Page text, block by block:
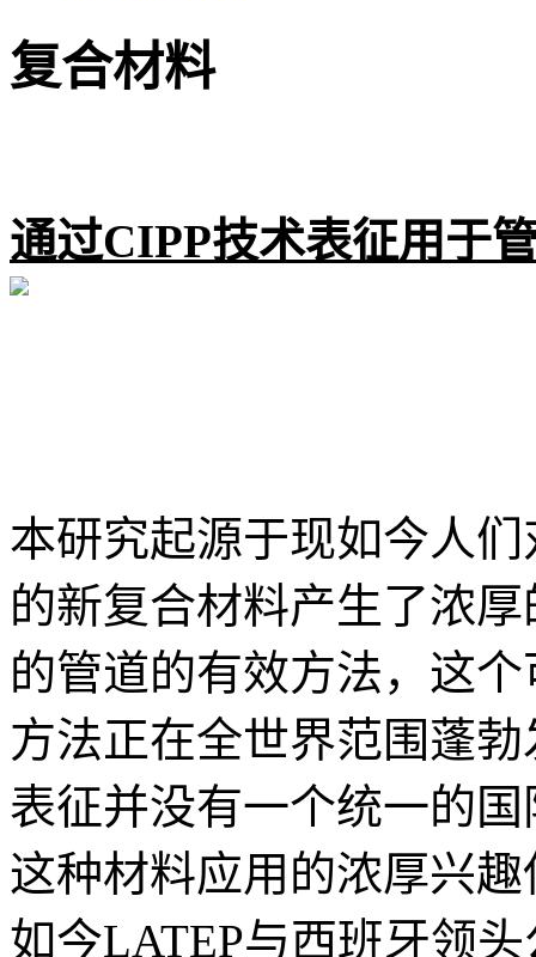
复合材料
通过CIPP技术表征用于
本研究起源于现如今人
的新复合材料产生了浓
的管道的有效方法，这
方法正在全世界范围蓬
表征并没有一个统一的
这种材料应用的浓厚兴
如今LATEP与西班牙领